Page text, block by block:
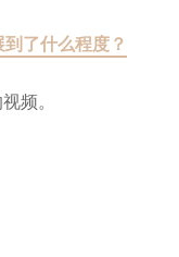
了什么程度？
频。